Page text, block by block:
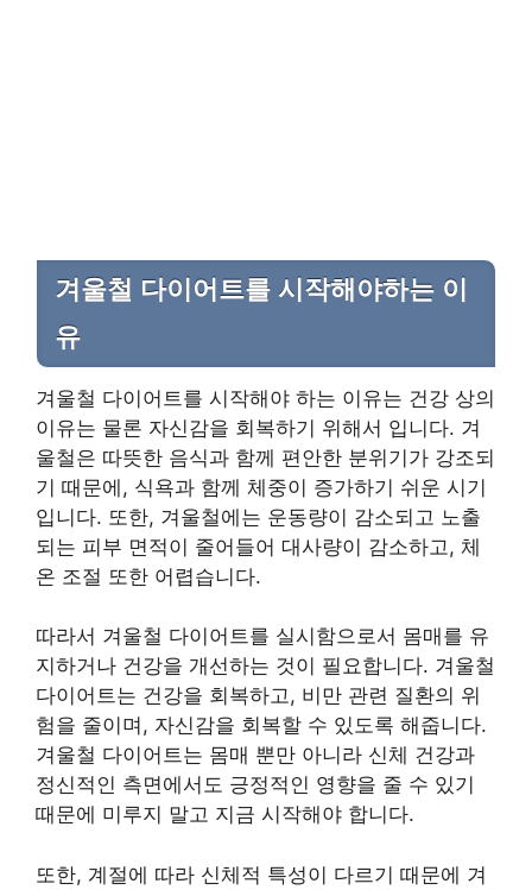
겨울철 다이어트를 시작해야하는 이
유
겨울철 다이어트를 시작해야 하는 이유는 건강 상의
이유는 물론 자신감을 회복하기 위해서 입니다. 겨
울철은 따뜻한 음식과 함께 편안한 분위기가 강조되
기 때문에, 식욕과 함께 체중이 증가하기 쉬운 시기
입니다. 또한, 겨울철에는 운동량이 감소되고 노출
되는 피부 면적이 줄어들어 대사량이 감소하고, 체
온 조절 또한 어렵습니다.
따라서 겨울철 다이어트를 실시함으로서 몸매를 유
지하거나 건강을 개선하는 것이 필요합니다. 겨울철
다이어트는 건강을 회복하고, 비만 관련 질환의 위
험을 줄이며, 자신감을 회복할 수 있도록 해줍니다.
겨울철 다이어트는 몸매 뿐만 아니라 신체 건강과
정신적인 측면에서도 긍정적인 영향을 줄 수 있기
때문에 미루지 말고 지금 시작해야 합니다.
또한, 계절에 따라 신체적 특성이 다르기 때문에 겨